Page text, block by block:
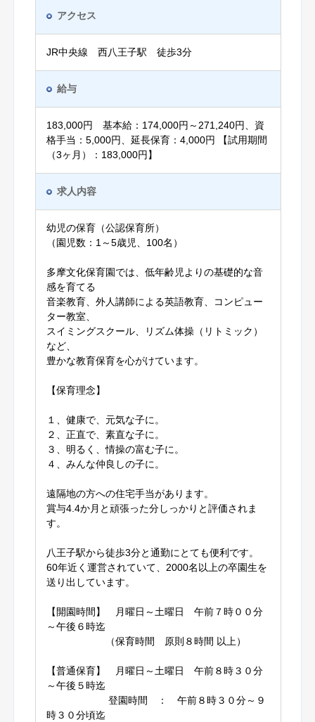
アクセス
JR中央線 西八王子駅 徒歩3分
給与
183,000円 基本給：174,000円～271,240円、資
格手当：5,000円、延長保育：4,000円 【試用期間
（3ヶ月）：183,000円】
求人内容
幼児の保育（公認保育所）
（園児数：1～5歳児、100名）
多摩文化保育園では、低年齢児よりの基礎的な音
感を育てる
音楽教育、外人講師による英語教育、コンピュー
ター教室、
スイミングスクール、リズム体操（リトミック）
など、
豊かな教育保育を心がけています。
【保育理念】
１、健康で、元気な子に。
２、正直で、素直な子に。
３、明るく、情操の富む子に。
４、みんな仲良しの子に。
遠隔地の方への住宅手当があります。
賞与4.4か月と頑張った分しっかりと評価されま
す。
八王子駅から徒歩3分と通勤にとても便利です。
60年近く運営されていて、2000名以上の卒園生を
送り出しています。
【開園時間】 月曜日～土曜日 午前７時００分
～午後６時迄
（保育時間 原則８時間 以上）
【普通保育】 月曜日～土曜日 午前８時３０分
～午後５時迄
登園時間 ： 午前８時３０分～９
時３０分頃迄